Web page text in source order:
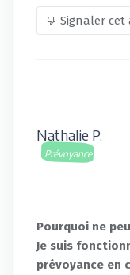
Signaler cet
Nathalie P.
Prévoyance
Pourquoi ne
Je suis
prévoyance en